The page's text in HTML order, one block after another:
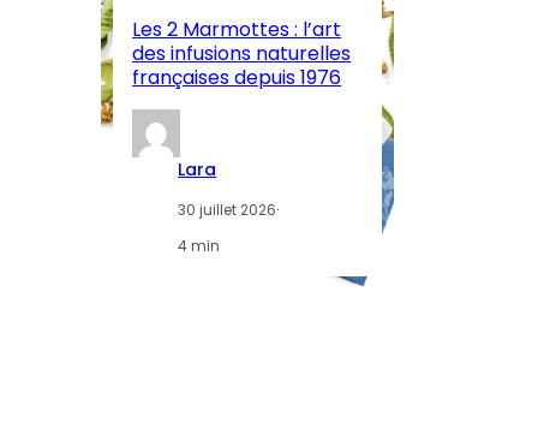
Les 2 Marmottes : l’art
des infusions naturelles
françaises depuis 1976
Lara
30 juillet 2026·
4 min